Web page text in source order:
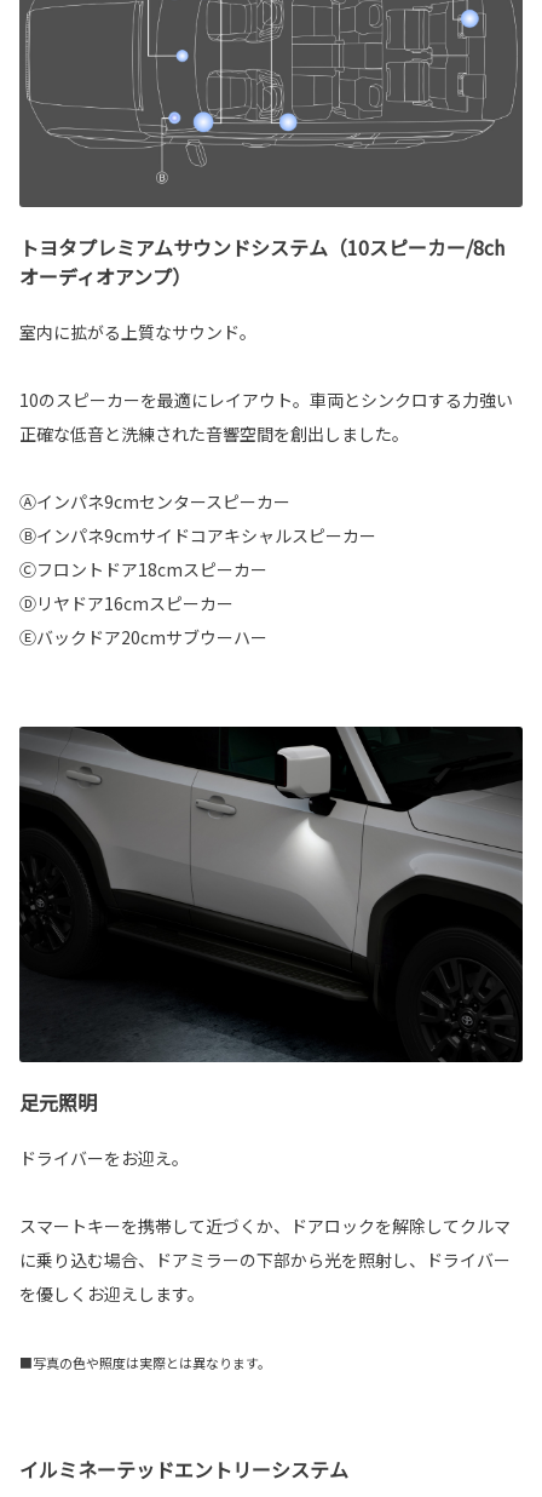
トヨタプレミアムサウンドシステム（10スピーカー/8ch
オーディオアンプ）
室内に拡がる上質なサウンド。
10のスピーカーを最適にレイアウト。車両とシンクロする力強い
正確な低音と洗練された音響空間を創出しました。
Ⓐインパネ9cmセンタースピーカー
Ⓑインパネ9cmサイドコアキシャルスピーカー
Ⓒフロントドア18cmスピーカー
Ⓓリヤドア16cmスピーカー
Ⓔバックドア20cmサブウーハー
足元照明
ドライバーをお迎え。
スマートキーを携帯して近づくか、ドアロックを解除してクルマ
に乗り込む場合、ドアミラーの下部から光を照射し、ドライバー
を優しくお迎えします。
■写真の色や照度は実際とは異なります。
イルミネーテッドエントリーシステム